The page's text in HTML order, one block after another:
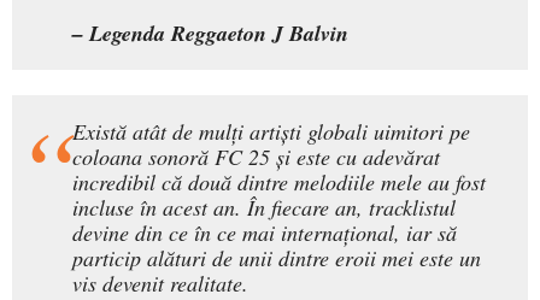
– Legenda Reggaeton J Balvin
Există atât de mulți artiști globali uimitori pe
coloana sonoră FC 25 și este cu adevărat
incredibil că două dintre melodiile mele au fost
incluse în acest an. În fiecare an, tracklistul
devine din ce în ce mai internațional, iar să
particip alături de unii dintre eroii mei este un
vis devenit realitate.